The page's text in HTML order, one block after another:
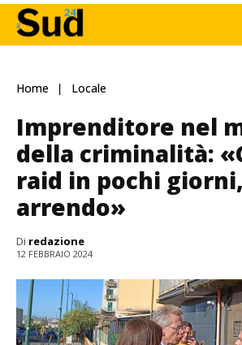
Home Locale
Imprenditore nel
della criminalità:
raid in pochi
arrendo»
Di redazione
12 FEBBRAIO 2024